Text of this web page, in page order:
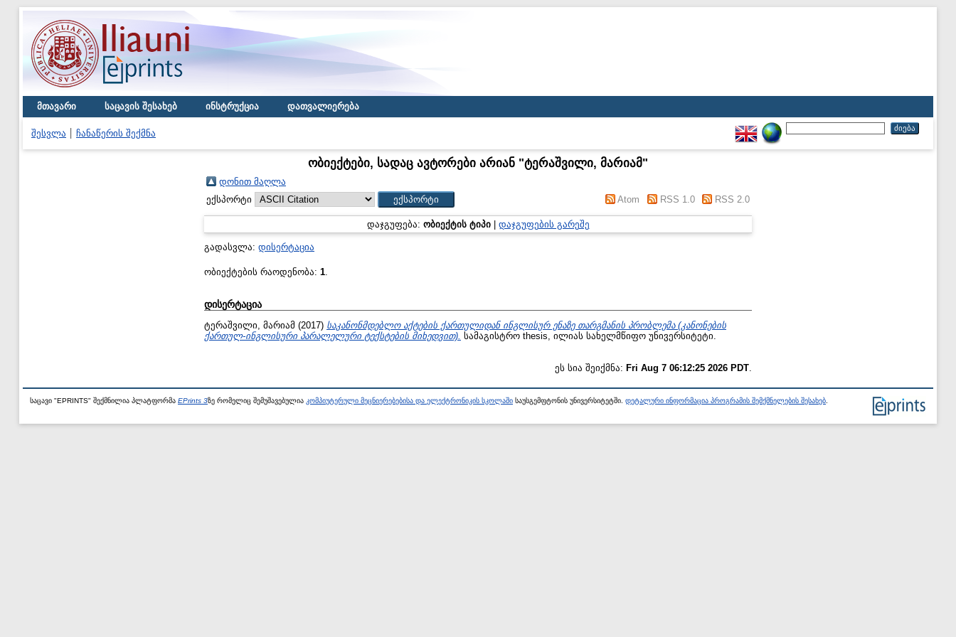
მთავარი საცავის შესახებ ინსტრუქცია დათვალიერება
შესვლა ჩანაწერის შექმნა
ობიექტები, სადაც ავტორები არიან "ტერაშვილი, მარიამ"
დონით მაღლა
ექსპორტი
Atom RSS 1.0 RSS 2.0
დაჯგუფება: ობიექტის ტიპი| დაჯგუფების გარეშე
გადასვლა: დისერტაცია
ობიექტების რაოდენობა: 1.
დისერტაცია
ტერაშვილი, მარიამ (2017) საკანონმდებლო აქტების ქართულიდან ინგლისურ ენაზე თარგმანის პრობლემა (კანონების
ქართულ-ინგლისური პარალელური ტექსტების მიხედვით). სამაგისტრო thesis, ილიას სახელმწიფო უნივერსიტეტი.
ეს სია შეიქმნა: Fri Aug 7 06:12:25 2026 PDT
საცავი "EPRINTS" შექმნილია პლატფორმა EPrints 3ზე რომელიც შემუშავებულია კომპიუტერული მეცნიერებებისა და ელექტრონიკის სკოლაში საუსგემფტონის უნივერსიტეტში. დეტალური ინფორმაცია პროგრამის შემქმნელების შესახებ